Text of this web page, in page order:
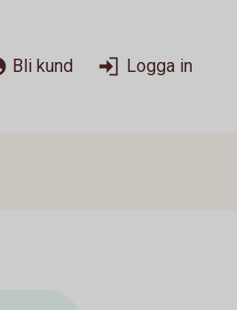
Bli kund Logga in